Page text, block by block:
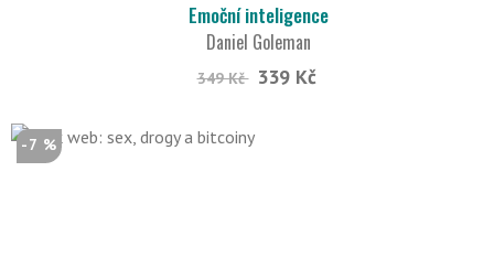
Emoční inteligence
Daniel Goleman
349 Kč 339 Kč
-7 %